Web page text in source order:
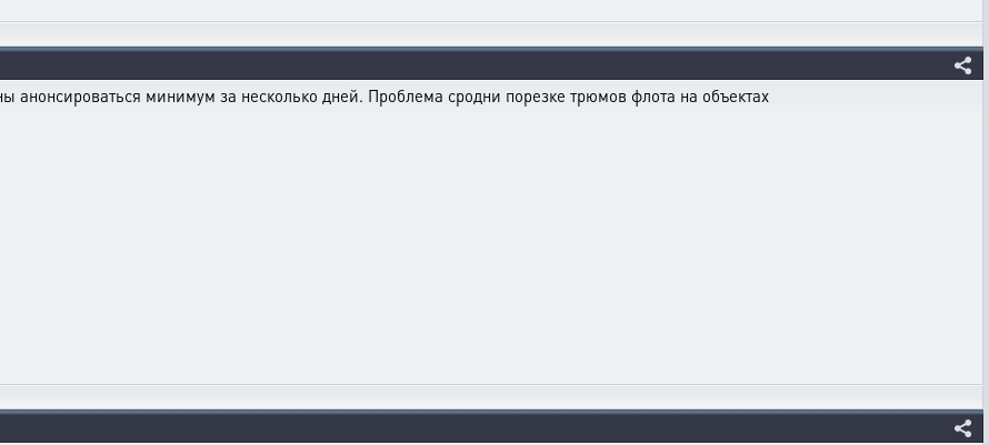
минимум за несколько дней. Проблема сродни порезке трюмов флота на объектах